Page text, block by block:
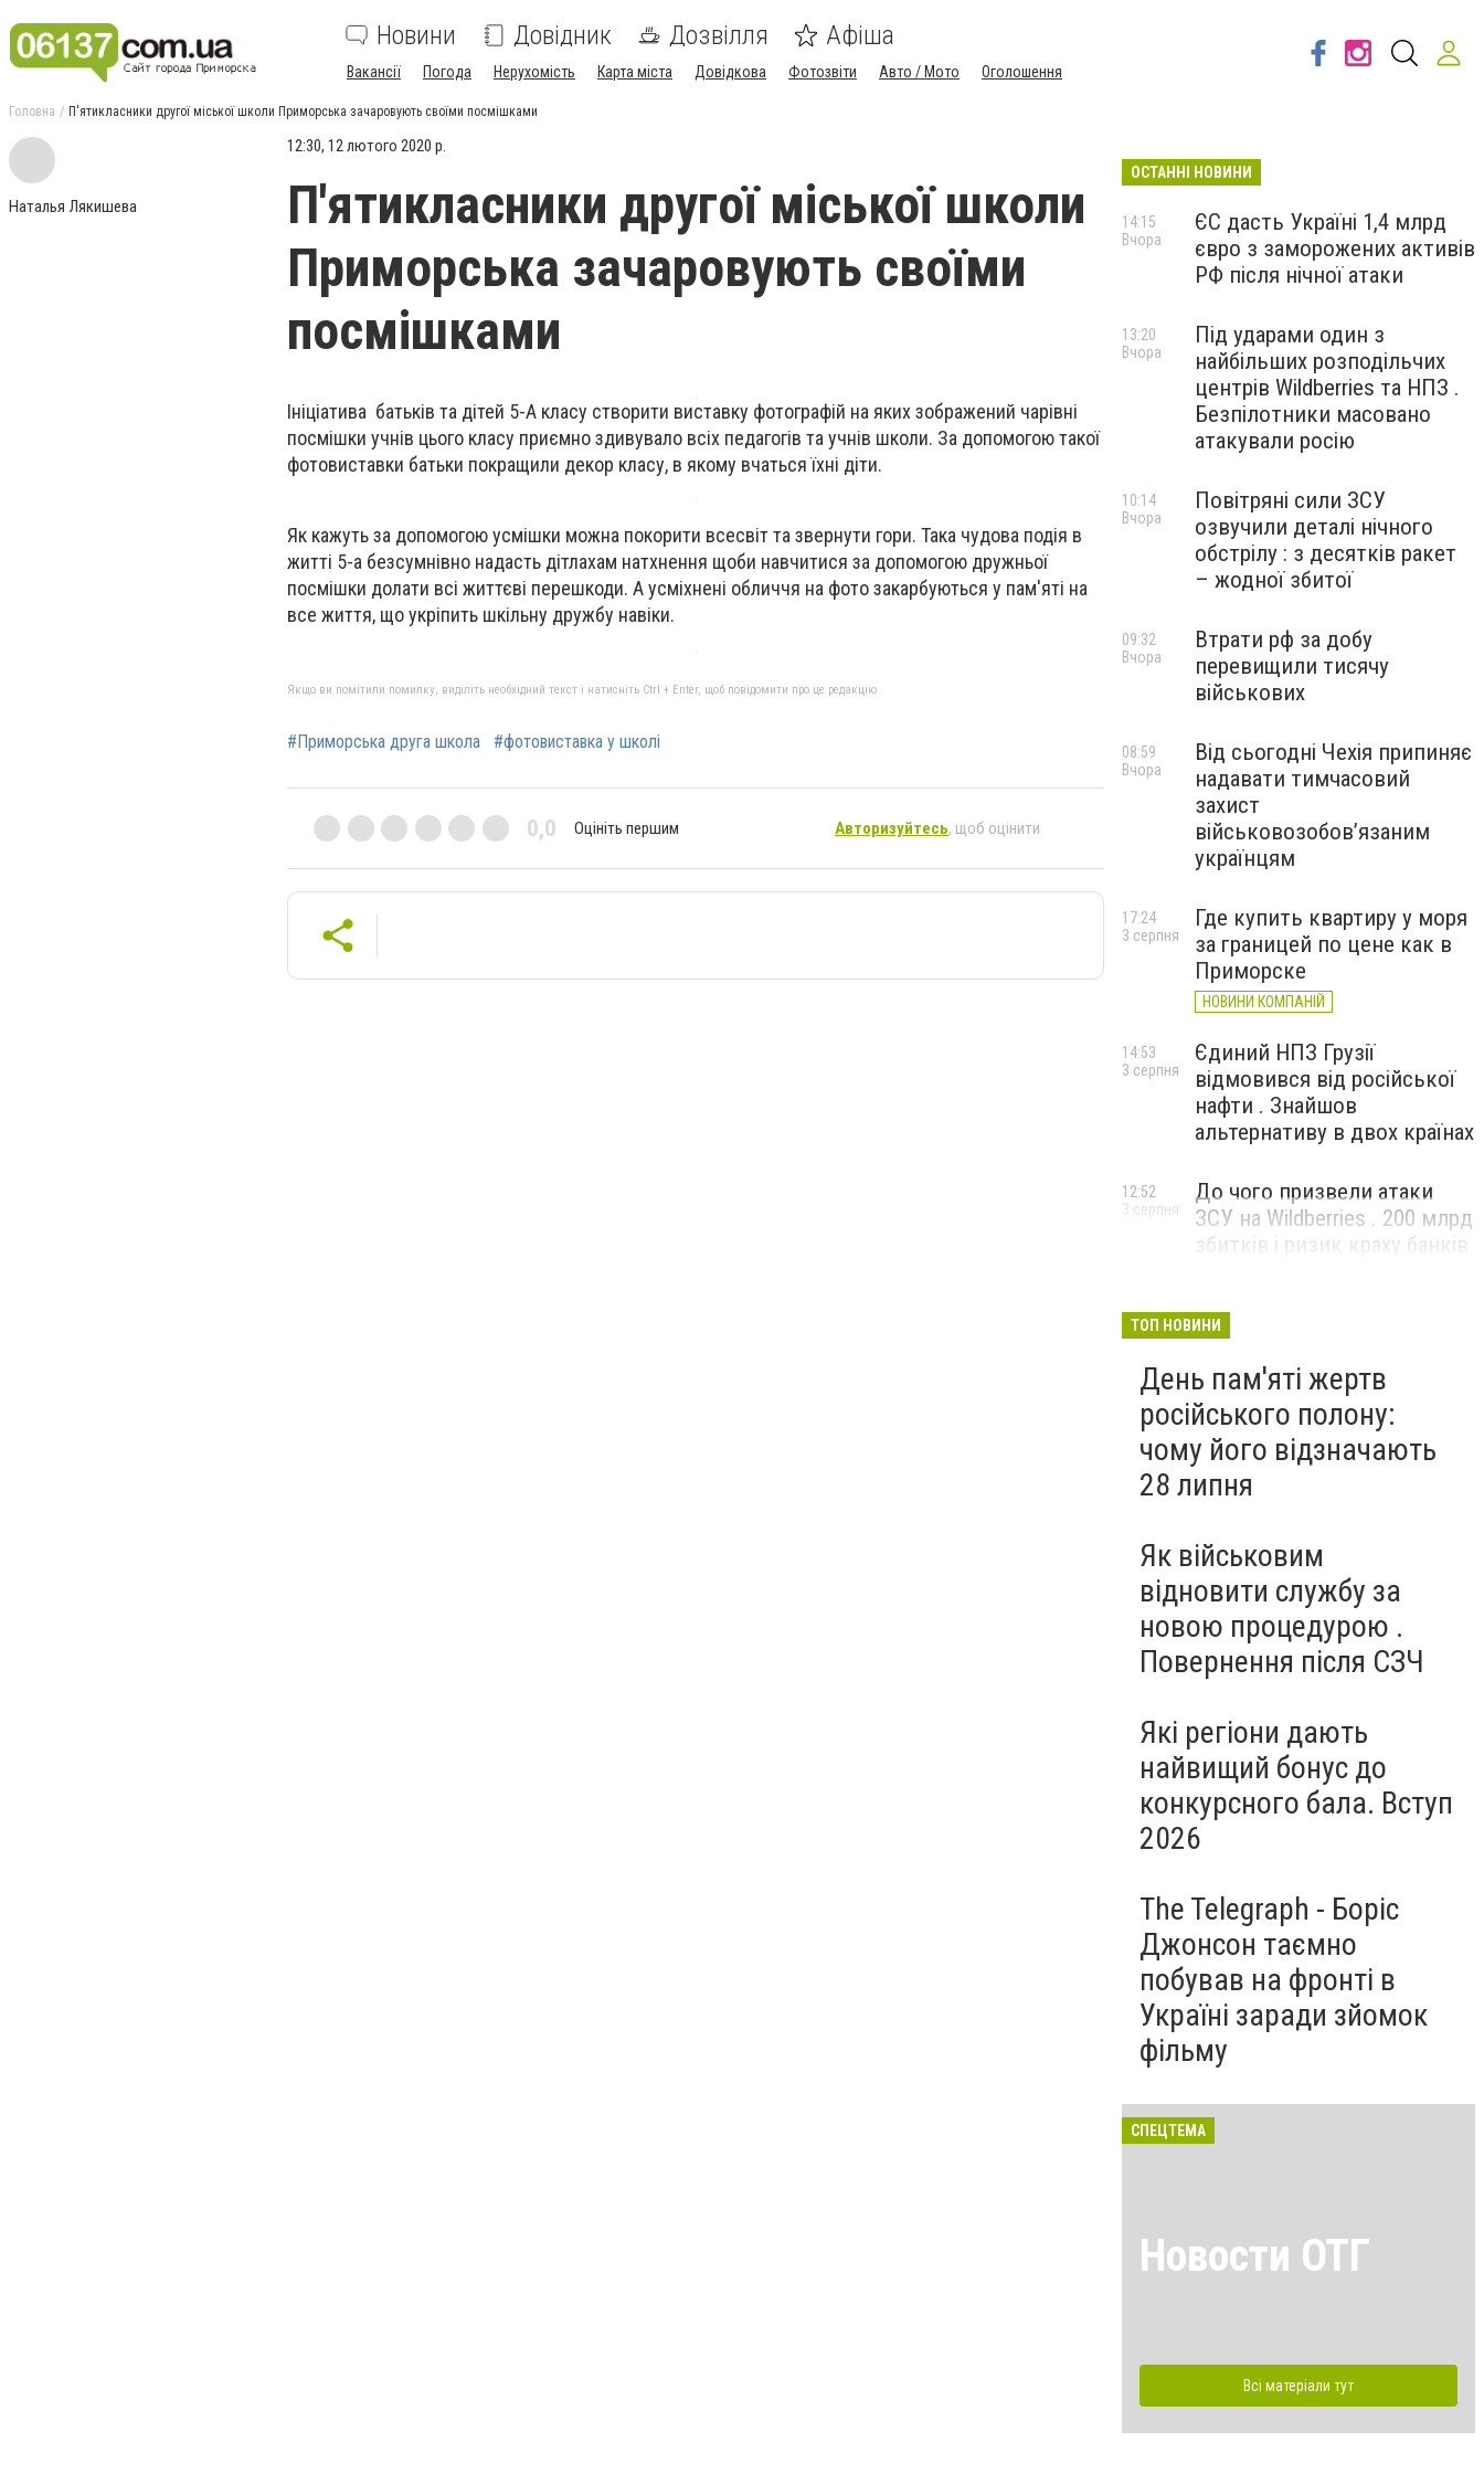
Новини Довідник Дозвілля Афіша
Вакансії Погода Нерухомість Карта міста Довідкова Фотозвіти Авто / Мото Оголошення
Головна П'ятикласники другої міської школи Приморська зачаровують своїми посмішками
Наталья Лякишева
12:30, 12 лютого 2020 р.
П'ятикласники другої міської школи
Приморська зачаровують своїми
посмішками
Ініціатива батьків та дітей 5-А класу створити виставку фотографій на яких зображений чарівні
посмішки учнів цього класу приємно здивувало всіх педагогів та учнів школи. За допомогою такої
фотовиставки батьки покращили декор класу, в якому вчаться їхні діти.
Як кажуть за допомогою усмішки можна покорити всесвіт та звернути гори. Така чудова подія в
житті 5-а безсумнівно надасть дітлахам натхнення щоби навчитися за допомогою дружньої
посмішки долати всі життєві перешкоди. А усміхнені обличчя на фото закарбуються у пам'яті на
все життя, що укріпить шкільну дружбу навіки.
Якщо ви помітили помилку, виділіть необхідний текст і натисніть Ctrl + Enter, щоб повідомити про це редакцію
#Приморська друга школа #фотовиставка у школі
0,0 Оцініть першим Авторизуйтесь, щоб оцінити
ОСТАННІ НОВИНИ
ЄС дасть Україні 1,4 млрд
євро з заморожених активів
РФ після нічної атаки
14:15
Вчора
Під ударами один з
найбільших розподільчих
центрів Wildberries та НПЗ .
Безпілотники масовано
атакували росію
13:20
Вчора
Повітряні сили ЗСУ
озвучили деталі нічного
обстрілу : з десятків ракет
– жодної збитої
10:14
Вчора
Втрати рф за добу
перевищили тисячу
військових
09:32
Вчора
Від сьогодні Чехія припиняє
надавати тимчасовий
захист
військовозобов’язаним
українцям
08:59
Вчора
Где купить квартиру у моря
за границей по цене как в
Приморске
НОВИНИ КОМПАНІЙ
17:24
3 серпня
Єдиний НПЗ Грузії
відмовився від російської
нафти . Знайшов
альтернативу в двох країнах
14:53
3 серпня
До чого призвели атаки
ЗСУ на Wildberries . 200 млрд
збитків і ризик краху банків
12:52
3 серпня
ТОП НОВИНИ
День пам'яті жертв
російського полону:
чому його відзначають
28 липня
Як військовим
відновити службу за
новою процедурою .
Повернення після СЗЧ
Які регіони дають
найвищий бонус до
конкурсного бала. Вступ
2026
The Telegraph - Боріс
Джонсон таємно
побував на фронті в
Україні заради зйомок
фільму
СПЕЦТЕМА
Новости ОТГ
Всі матеріали тут